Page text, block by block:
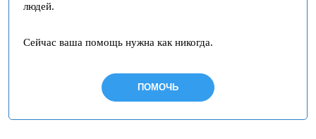
людей.
Сейчас ваша помощь нужна как никогда.
ПОМОЧЬ